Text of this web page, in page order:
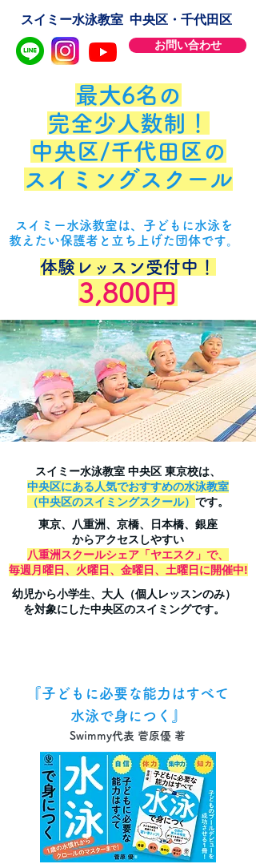
スイミー水泳教室 中央区・千代田区
お問い合わせ
最大6名の
完全少人数制！
中央区/千代田区の
スイミングスクール
スイミー水泳教室は、子どもに水泳を
教えたい保護者と立ち上げた団体です。
​体験レッスン受付中！
3,800円
スイミー水泳教室 中央区 東京校は、
中央区にある人気でおすすめの水泳教室
（中央区のスイミングスクール） です。
東京、八重洲、京橋、日本橋、銀座
からアクセスしやすい
八重洲スクールシェア「ヤエスク」で、
毎週月曜日、火曜日、金曜日、土曜日に開催中!
幼児から小学生、大人（個人レッスンのみ）
を対象にした中央区のスイミングです。
『子どもに必要な能力はすべて
水泳で身につく』
Swimmy代表 菅原優 著